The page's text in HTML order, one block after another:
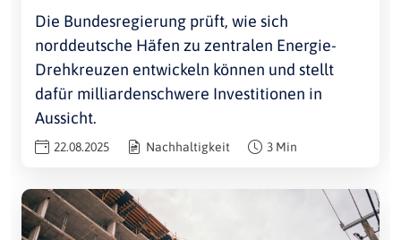
Die Bundesregierung prüft, wie sich
norddeutsche Häfen zu zentralen Energie-
Drehkreuzen entwickeln können und stellt
dafür milliardenschwere Investitionen in
Aussicht.
22.08.2025 Nachhaltigkeit 3 Min